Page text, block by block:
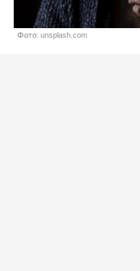
Фото: unsplash.com